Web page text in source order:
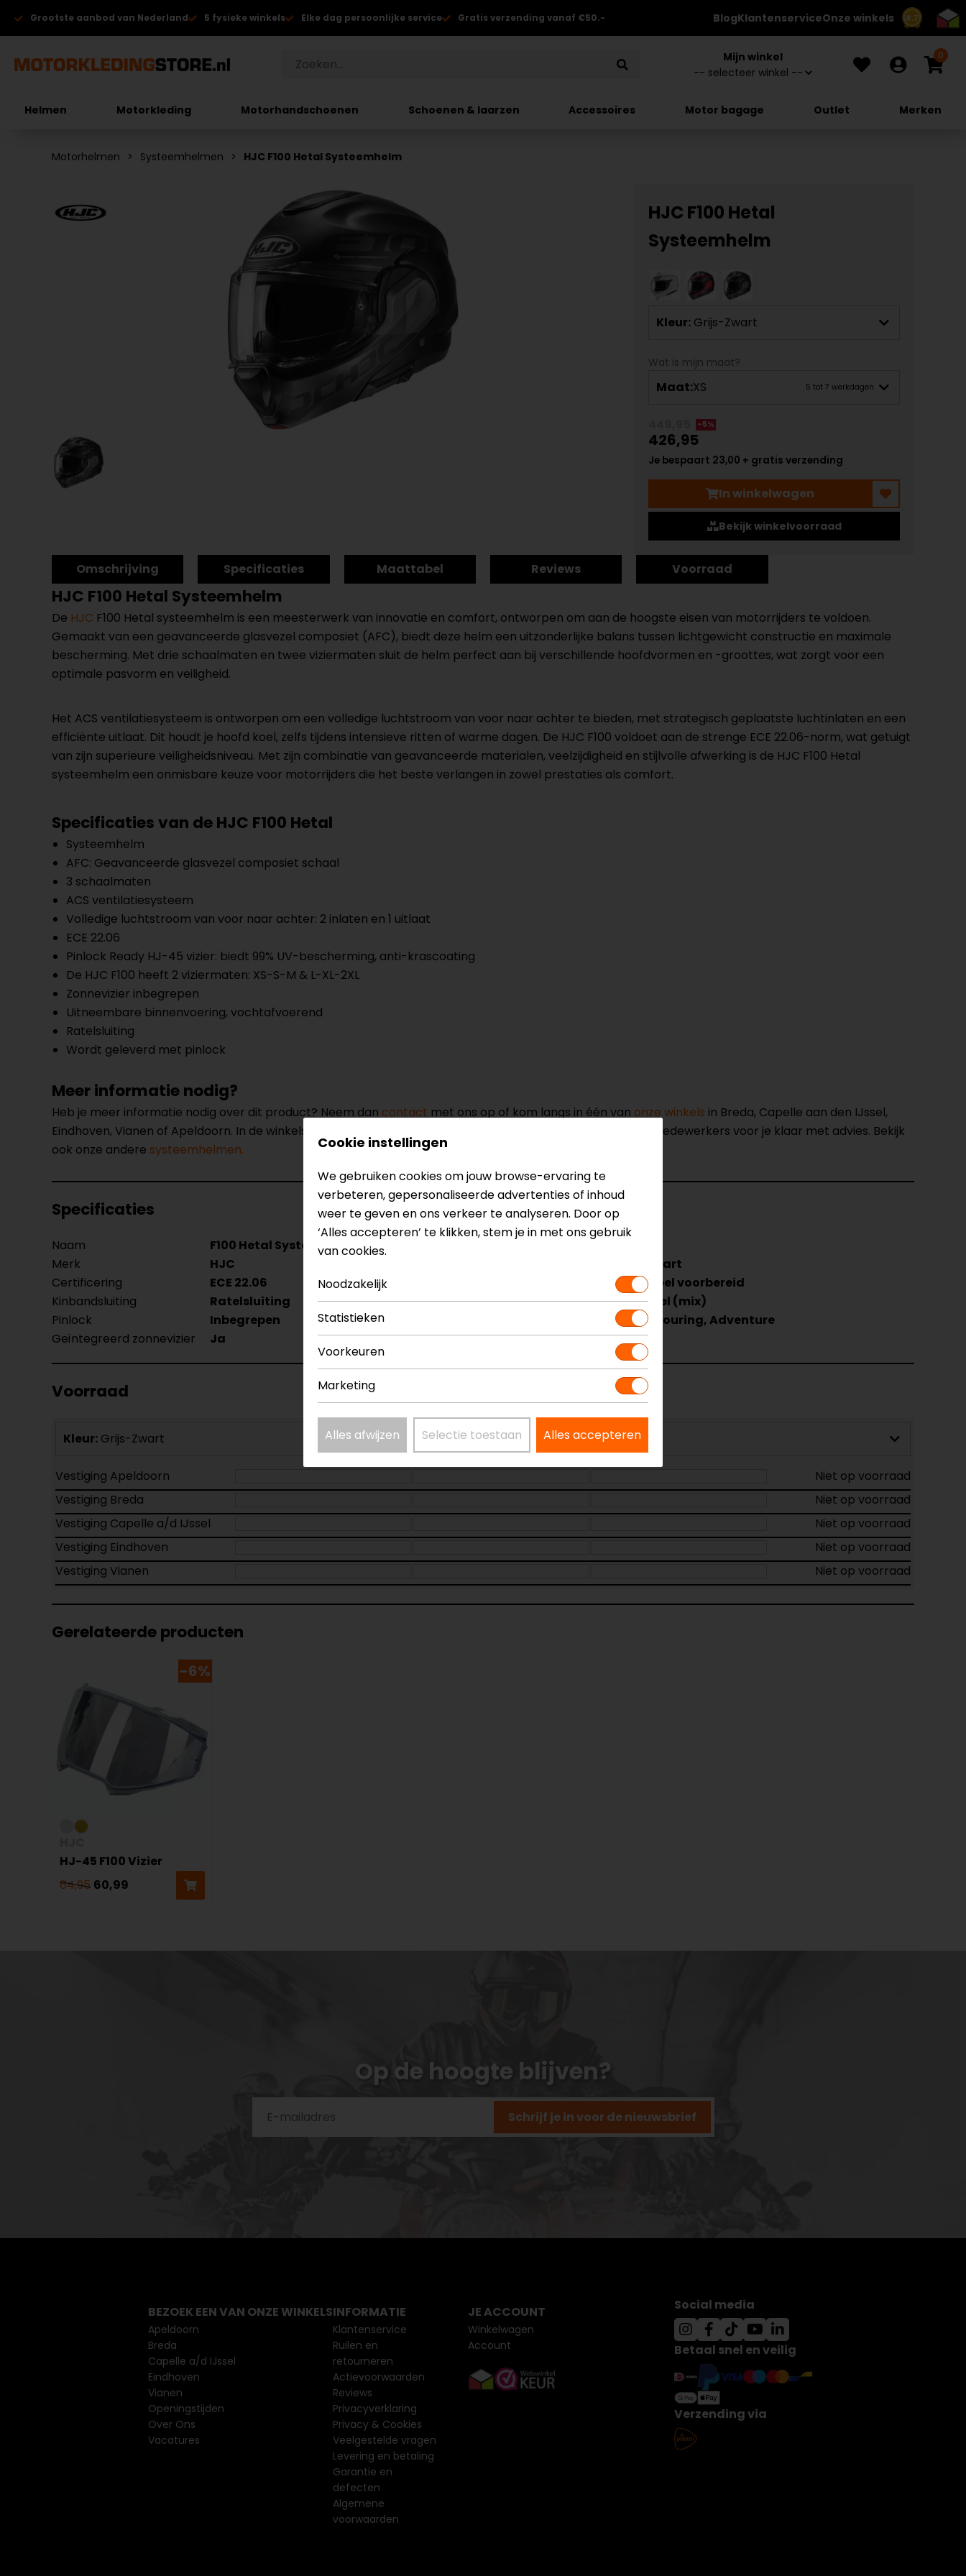
8.7
Grootste aanbod van Nederland 5 fysieke winkels Elke dag persoonlijke service Gratis verzending vanaf €50.- BlogKlantenserviceOnze winkels
Mijn winkel 0
Helmen Motorkleding Motorhandschoenen Schoenen & laarzen Accessoires Motor bagage Outlet Merken
Motorhelmen Systeemhelmen HJC F100 Hetal Systeemhelm
HJC F100 Hetal
Systeemhelm
Kleur: Grijs-Zwart
Wat is mijn maat?
Maat:XS 5 tot 7 werkdagen
-5%
426,95
Je bespaart 23,00 + gratis verzending
In winkelwagen
Bekijk winkelvoorraad
Omschrijving Specificaties Maattabel Reviews Voorraad
HJC F100 Hetal Systeemhelm
De HJC F100 Hetal systeemhelm is een meesterwerk van innovatie en comfort, ontworpen om aan de hoogste eisen van motorrijders te voldoen.
Gemaakt van een geavanceerde glasvezel composiet (AFC), biedt deze helm een uitzonderlijke balans tussen lichtgewicht constructie en maximale
bescherming. Met drie schaalmaten en twee viziermaten sluit de helm perfect aan bij verschillende hoofdvormen en -groottes, wat zorgt voor een
optimale pasvorm en veiligheid.
Het ACS ventilatiesysteem is ontworpen om een volledige luchtstroom van voor naar achter te bieden, met strategisch geplaatste luchtinlaten en een
efficiënte uitlaat. Dit houdt je hoofd koel, zelfs tijdens intensieve ritten of warme dagen. De HJC F100 voldoet aan de strenge ECE 22.06-norm, wat getuigt
van zijn superieure veiligheidsniveau. Met zijn combinatie van geavanceerde materialen, veelzijdigheid en stijlvolle afwerking is de HJC F100 Hetal
systeemhelm een onmisbare keuze voor motorrijders die het beste verlangen in zowel prestaties als comfort.
Specificaties van de HJC F100 Hetal
Systeemhelm
AFC: Geavanceerde glasvezel composiet schaal
3 schaalmaten
ACS ventilatiesysteem
Volledige luchtstroom van voor naar achter: 2 inlaten en 1 uitlaat
ECE 22.06
Pinlock Ready HJ-45 vizier: biedt 99% UV-bescherming, anti-krascoating
De HJC F100 heeft 2 viziermaten: XS-S-M & L-XL-2XL
Zonnevizier inbegrepen
Uitneembare binnenvoering, vochtafvoerend
Ratelsluiting
Wordt geleverd met pinlock
Meer informatie nodig?
Heb je meer informatie nodig over dit product? Neem dan contact met ons op of kom langs in één van onze winkels in Breda, Capelle aan den IJssel,
Eindhoven, Vianen of Apeldoorn. In de winkels kun je het product bekijken & passen en staan onze verkoopmedewerkers voor je klaar met advies. Bekijk
ook onze andere systeemhelmen.
Specificaties
Naam F100 Hetal Systeemhelm
Merk
HJC
Grijs-Zwart
Certificering
ECE 22.06
Universeel voorbereid
Kinbandsluiting
Ratelsluiting Materiaal
Glasvezel (mix)
Pinlock
Inbegrepen
Urban, Touring, Adventure
Geïntegreerd zonnevizier
Ja
Voorraad
Kleur: Grijs-Zwart Maat:
Vestiging Apeldoorn
Niet op voorraad
Vestiging Breda
Niet op voorraad
Vestiging Capelle a/d IJssel
Niet op voorraad
Vestiging Eindhoven
Niet op voorraad
Vestiging Vianen
Niet op voorraad
Gerelateerde producten
-6%
HJ-45 F100 Vizier
64,95 60,99
Op de hoogte blijven?
Schrijf je in voor de nieuwsbrief
Cookie instellingen
We gebruiken cookies om jouw browse-ervaring te
verbeteren, gepersonaliseerde advertenties of inhoud
weer te geven en ons verkeer te analyseren. Door op
‘Alles accepteren’ te klikken, stem je in met ons gebruik
van cookies.
Noodzakelijk
Statistieken
Voorkeuren
Marketing
Alles afwijzen Selectie toestaan Alles accepteren
BEZOEK EEN VAN ONZE WINKELS
Apeldoorn
Breda
Capelle a/d IJssel
Eindhoven
Vianen
Openingstijden
Over Ons
Vacatures
INFORMATIE
Klantenservice
Ruilen en
retourneren
Actievoorwaarden
Reviews
Privacyverklaring
Privacy & Cookies
Veelgestelde vragen
Levering en betaling
Garantie en
defecten
Algemene
voorwaarden
JE ACCOUNT
Winkelwagen
Account
Social media
Betaal snel en veilig
Verzending via